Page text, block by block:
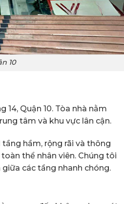
10
14, Quận 10. Tòa nhà nằm
tâm và khu vực lân cận.
hầm, rộng rãi và thông
thể nhân viên. Chúng tôi
các tầng nhanh chóng.